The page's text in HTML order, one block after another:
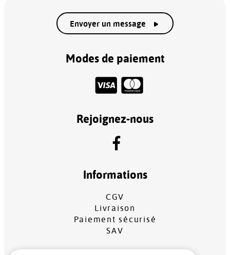
Envoyer un message
Modes de paiement
Rejoignez-nous
Informations
CGV
Livraison
Paiement sécurisé
SAV